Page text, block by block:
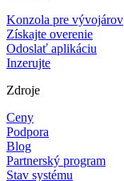
Konzola pre vývojárov
Získajte overenie
Odoslať aplikáciu
Inzerujte
Zdroje
Ceny
Podpora
Blog
Partnerský program
Stav systému